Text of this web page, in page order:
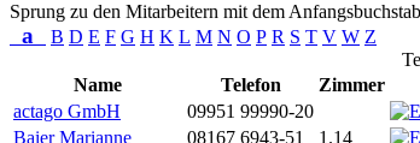
Sprung zu den Mitarbeitern mit dem
a B D E F G H K L M N O P R S T V W Z
Name
Telefon Zimmer
actago GmbH
09951 99990-20
Baier Marianne
08167 6943-51 1.14